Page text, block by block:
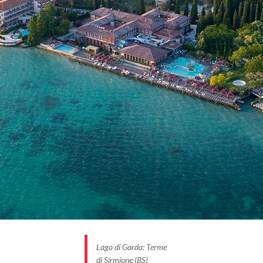
Lago di Garda: Terme
di Sirmione (BS)